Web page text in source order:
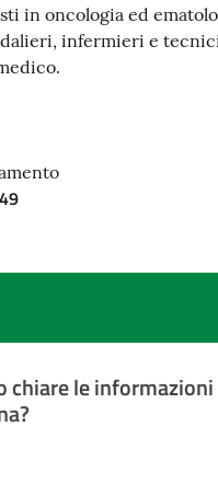
in oncologia ed
infermieri e
chiare le informazioni